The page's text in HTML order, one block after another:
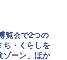
覧会で2つの
ち・くらしを
ゾーン」ほか